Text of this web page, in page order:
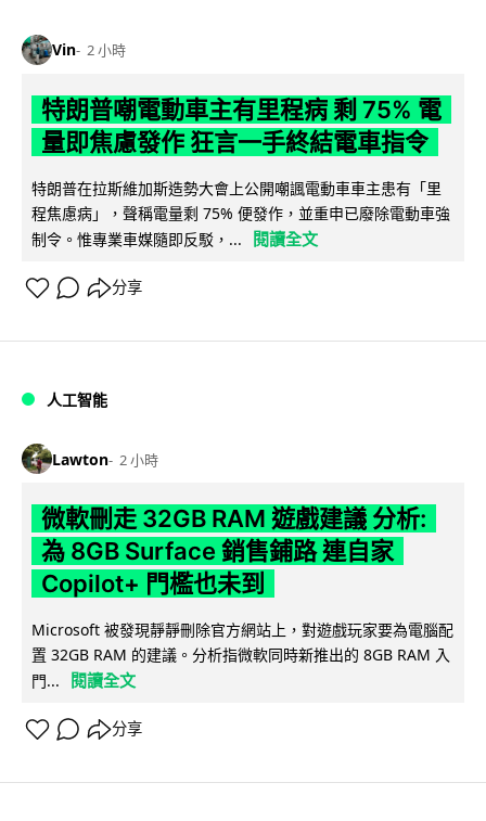
Vin 2 小時
特朗普嘲電動車主有里程病 剩 75% 電
量即焦慮發作 狂言一手終結電車指令
特朗普在拉斯維加斯造勢大會上公開嘲諷電動車車主患有「里
程焦慮病」，聲稱電量剩 75% 便發作，並重申已廢除電動車強
制令。惟專業車媒隨即反駁，...
閱讀全文
分享
人工智能
Lawton 2 小時
微軟刪走 32GB RAM 遊戲建議 分析:
為 8GB Surface 銷售鋪路 連自家
Copilot+ 門檻也未到
Microsoft 被發現靜靜刪除官方網站上，對遊戲玩家要為電腦配
置 32GB RAM 的建議。分析指微軟同時新推出的 8GB RAM 入
門...
閱讀全文
分享